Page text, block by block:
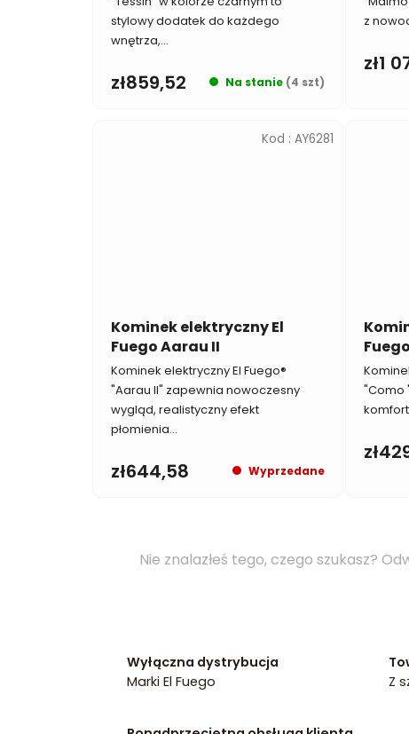
Na stanie (4 szt)
zł859,52
stylowy dodatek do każdego
wnętrza,...
zł1
z
Kominek elektryczny El
Fuego Aarau II
Wyprzedane
zł644,58
Kominek elektryczny El Fuego®
"Aarau II" zapewnia nowoczesny
wygląd, realistyczny efekt
płomienia...
Kod : AY6281
"Como
Nie znalazłeś tego, czego szukasz?
Wyłączna dystrybucja
Marki El Fuego
Z